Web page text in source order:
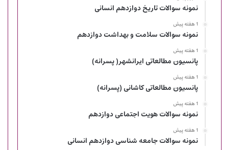
نمونه سوالات تاریخ دوازدهم انسانی
1 هفته پیش
نمونه سوالات سلامت و بهداشت دوازدهم
1 هفته پیش
پانسیون مطالعاتی ایرانشهر( پسرانه)
1 هفته پیش
پانسیون مطالعاتی کاشانی (پسرانه)
1 هفته پیش
نمونه سوالات هویت اجتماعی دوازدهم
1 هفته پیش
نمونه سوالات جامعه شناسی دوازدهم انسانی